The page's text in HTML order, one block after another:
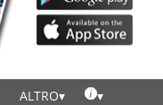
ALTRO